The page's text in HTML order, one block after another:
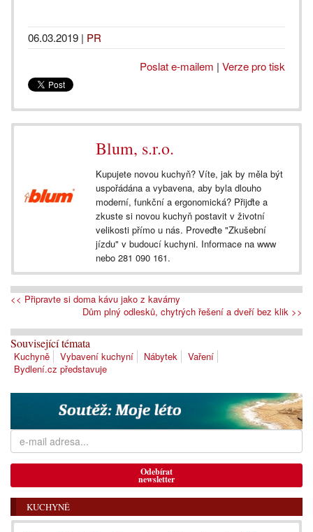
06.03.2019 | PR
Poslat e-mailem | Verze pro tisk
Blum, s.r.o.
Kupujete novou kuchyň? Víte, jak by měla být
uspořádána a vybavena, aby byla dlouho
moderní, funkční a ergonomická? Přijďte a
zkuste si novou kuchyň postavit v životní
velikosti přímo u nás. Proveďte "Zkušební
jízdu" v budoucí kuchyni. Informace na www
nebo 281 090 161.
<< Připravte si doma kávu jako z kavárny
Dům plný odlesků, chytrých řešení a dveří bez klik >>
Související témata
Kuchyně Vybavení kuchyní Nábytek
Vaření
Bydlení.cz představuje
Odebírat
newsletter
KUCHYNĚ